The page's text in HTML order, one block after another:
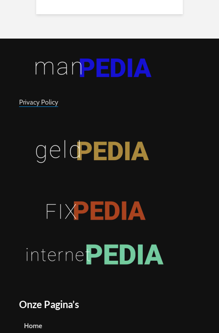
Privacy Policy
Onze Pagina’s
Home